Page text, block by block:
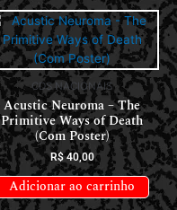
CDS NACIONAIS
Acustic Neuroma – The
Primitive Ways of Death
(Com Poster)
R$40,00
Adicionar ao carrinho